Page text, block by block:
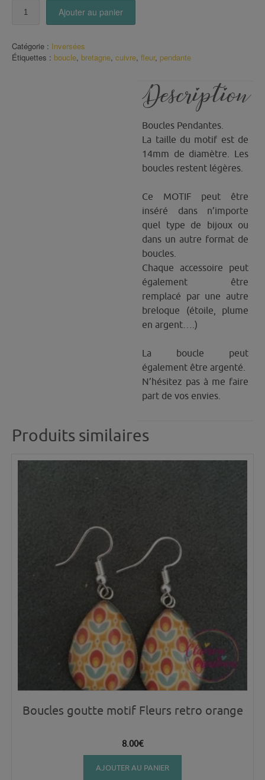
en
couleur
Ajouter au panier
Catégorie : Inversées
Étiquettes : boucle, bretagne, cuivre, fleur, pendante
Description
Boucles Pendantes.
La taille du motif est de
14mm de diamètre. Les
boucles restent légères.
Ce MOTIF peut être
inséré dans n’importe
quel type de bijoux ou
dans un autre format de
boucles.
Chaque accessoire peut
également être
remplacé par une autre
breloque (étoile, plume
en argent….)
La boucle peut
également être argenté.
N’hésitez pas à me faire
part de vos envies.
Produits similaires
Boucles goutte motif Fleurs retro orange
8.00€
AJOUTER AU PANIER